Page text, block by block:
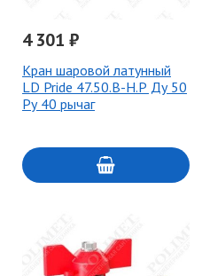
4 301 ₽
Кран шаровой латунный
LD Pride 47.50.В-Н.Р Ду 50
Ру 40 рычаг